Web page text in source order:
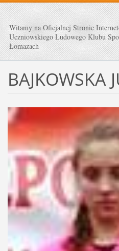
Witamy na Oficjalnej Stronie
Uczniowskiego Ludowego Klubu
Łomazach
BAJKOWSKA